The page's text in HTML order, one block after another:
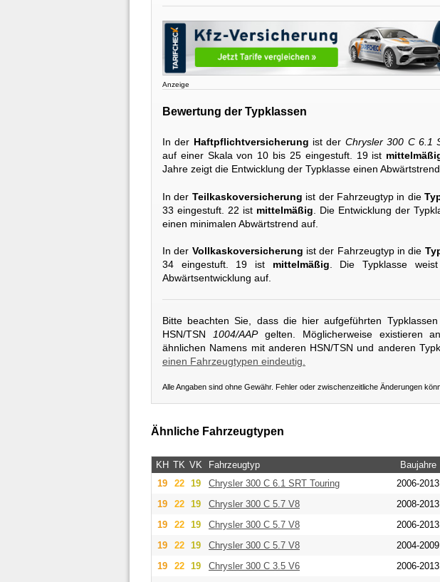
Anzeige
Bewertung der Typklassen
In der Haftpflichtversicherung ist der Chrysler 300 C 6.1
auf einer Skala von 10 bis 25 eingestuft. 19 ist
Jahre zeigt die Entwicklung der Typklasse einen Abwärtstrend.
In der Teilkaskoversicherung ist der Fahrzeugtyp in die
33 eingestuft. 22 ist mittelmäßig . Die Entwicklung der
einen minimalen Abwärtstrend auf.
In der Vollkaskoversicherung ist der Fahrzeugtyp in die
34 eingestuft. 19 ist mittelmäßig. Die Typklasse
Abwärtsentwicklung auf.
Bitte beachten Sie, dass die hier aufgeführten
HSN/TSN
1004/AAPgelten. Möglicherweise existieren
ähnlichen Namens mit anderen HSN/TSN und anderen
einen Fahrzeugtypen eindeutig.
Alle Angaben sind ohne Gewähr. Fehler oder zwischenzeitliche Änderungen
Ähnliche Fahrzeugtypen
KH TK VK Fahrzeugtyp Baujahre
19
22 19 Chrysler 300 C 6.1 SRT Touring 2006-2013
19
22 19 Chrysler 300 C 5.7 V8 2008-2013
19
22 19 Chrysler 300 C 5.7 V8 2006-2013
19
22 19 Chrysler 300 C 5.7 V8 2004-2009
19
22 19 Chrysler 300 C 3.5 V6 2006-2013